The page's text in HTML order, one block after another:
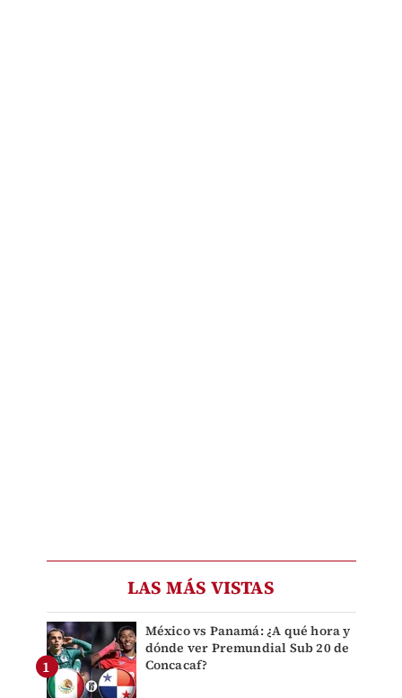
LAS MÁS VISTAS
México vs Panamá: ¿A qué hora y
dónde ver Premundial Sub 20 de
Concacaf?